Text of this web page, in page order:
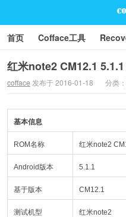
首页 Cofface工具
技术分享 联系方式
红米note2 CM12.1
cofface 发布于 2016-01-18 分类：
基本信息
ROM名称 红米note2
Android版本 5.1.1
基于版本 CM12.1
测试机型 红米note2